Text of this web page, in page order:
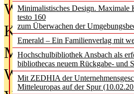
Minimalistisches Design. Maximale
testo 160
zum Überwachen der
Emerald – Ein Familienverlag mit
Hochschulbibliothek Ansbach als
bibliothecas neuem Rückgabe-
Mit ZEDHIA der
Mitteleuropas auf der Spur
Was
Kinder in der
Metadaten als
Wenn Bots